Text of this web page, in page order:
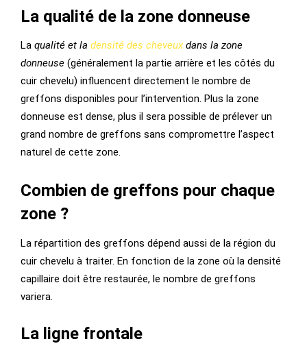
La qualité de la zone donneuse
La qualité et la densité des cheveux dans la zone
donneuse (généralement la partie arrière et les côtés du
cuir chevelu) influencent directement le nombre de
greffons disponibles pour l’intervention. Plus la zone
donneuse est dense, plus il sera possible de prélever un
grand nombre de greffons sans compromettre l’aspect
naturel de cette zone.
Combien de greffons pour chaque
zone ?
La répartition des greffons dépend aussi de la région du
cuir chevelu à traiter. En fonction de la zone où la densité
capillaire doit être restaurée, le nombre de greffons
variera.
La ligne frontale